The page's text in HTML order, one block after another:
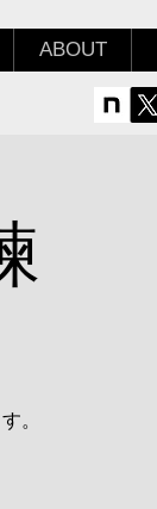
ABOUT
。